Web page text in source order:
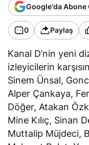
Google'da Abone
0 Paylaş
Kanal D’nin yeni
izleyicilerin
Sinem Ünsal,
Alper Çankaya,
Döğer, Atakan
Mine Kılıç, Sinan
Muttalip Müjdeci,